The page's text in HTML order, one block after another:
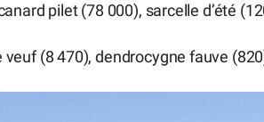
pilet (78 000), sarcelle d’été
(8 470), dendrocygne fauve